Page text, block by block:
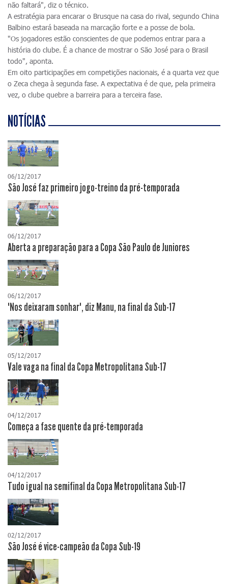
não faltará", diz o técnico.
A estratégia para encarar o Brusque na casa do rival, segundo China
Balbino estará baseada na marcação forte e a posse de bola.
"Os jogadores estão conscientes de que podemos entrar para a
história do clube. É a chance de mostrar o São José para o Brasil
todo", aponta.
Em oito participações em competições nacionais, é a quarta vez que
o Zeca chega à segunda fase. A expectativa é de que, pela primeira
vez, o clube quebre a barreira para a terceira fase.
NOTÍCIAS
06/12/2017
São José faz primeiro jogo-treino da pré-temporada
06/12/2017
Aberta a preparação para a Copa São Paulo de Juniores
06/12/2017
"Nos deixaram sonhar", diz Manu, na final da Sub-17
05/12/2017
Vale vaga na final da Copa Metropolitana Sub-17
04/12/2017
Começa a fase quente da pré-temporada
04/12/2017
Tudo igual na semifinal da Copa Metropolitana Sub-17
02/12/2017
São José é vice-campeão da Copa Sub-19